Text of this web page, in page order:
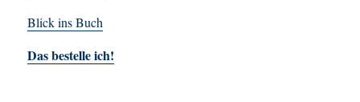
Blick ins Buch
Das bestelle ich!